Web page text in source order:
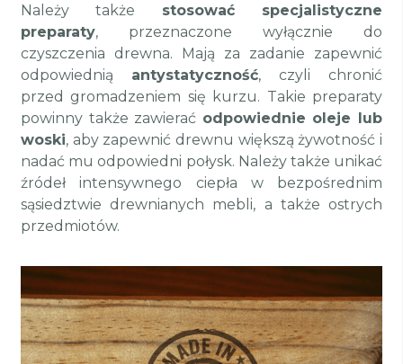
Należy także stosować specjalistyczne
preparaty, przeznaczone wyłącznie do
czyszczenia drewna. Mają za zadanie zapewnić
odpowiednią antystatyczność, czyli chronić
przed gromadzeniem się kurzu. Takie preparaty
powinny także zawierać odpowiednie oleje lub
woski, aby zapewnić drewnu większą żywotność i
nadać mu odpowiedni połysk. Należy także unikać
źródeł intensywnego ciepła w bezpośrednim
sąsiedztwie drewnianych mebli, a także ostrych
przedmiotów.